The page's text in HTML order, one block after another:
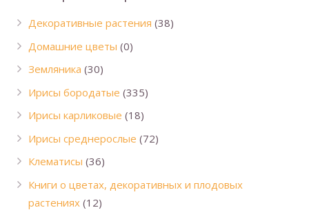
Декоративные растения (38)
Домашние цветы (0)
Земляника (30)
Ирисы бородатые (335)
Ирисы карликовые (18)
Ирисы среднерослые (72)
Клематисы (36)
Книги о цветах, декоративных и плодовых
растениях (12)